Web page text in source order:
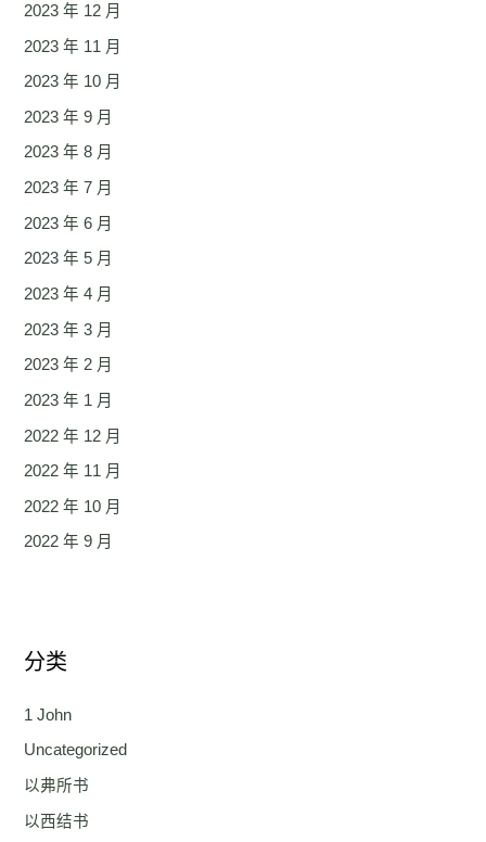
2023 年 12 月
2023 年 11 月
2023 年 10 月
2023 年 9 月
2023 年 8 月
2023 年 7 月
2023 年 6 月
2023 年 5 月
2023 年 4 月
2023 年 3 月
2023 年 2 月
2023 年 1 月
2022 年 12 月
2022 年 11 月
2022 年 10 月
2022 年 9 月
分类
1 John
Uncategorized
以弗所书
以西结书